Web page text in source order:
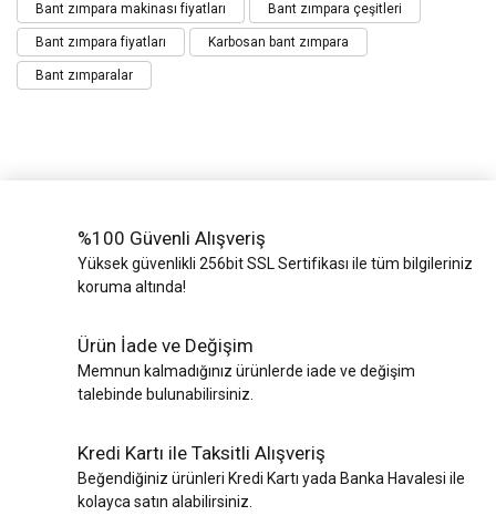
Bant zımpara makinası fiyatları Bant zımpara çeşitleri
Bant zımpara fiyatları Karbosan bant zımpara
Bant zımparalar
%100 Güvenli Alışveriş
Yüksek güvenlikli 256bit SSL Sertifikası ile tüm bilgileriniz
koruma altında!
Ürün İade ve Değişim
Memnun kalmadığınız ürünlerde iade ve değişim
talebinde bulunabilirsiniz.
Kredi Kartı ile Taksitli Alışveriş
Beğendiğiniz ürünleri Kredi Kartı yada Banka Havalesi ile
kolayca satın alabilirsiniz.